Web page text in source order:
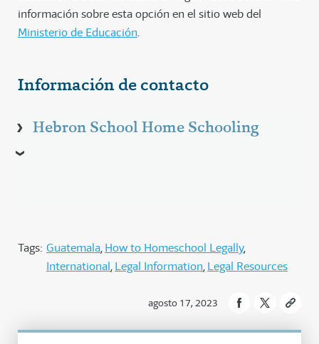
información sobre esta opción en el sitio web del
Ministerio de Educación.
Información de contacto
Hebron School Home Schooling
Tags: Guatemala How to Homeschool Legally
International Legal Information Legal Resources
agosto 17, 2023